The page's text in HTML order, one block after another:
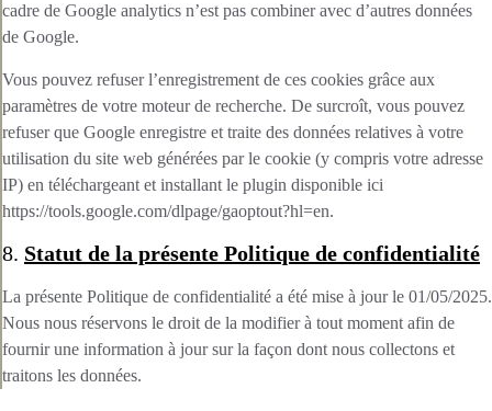
cadre de Google analytics n’est pas combiner avec d’autres données
de Google.
Vous pouvez refuser l’enregistrement de ces cookies grâce aux
paramètres de votre moteur de recherche. De surcroît, vous pouvez
refuser que Google enregistre et traite des données relatives à votre
utilisation du site web générées par le cookie (y compris votre adresse
IP) en téléchargeant et installant le plugin disponible ici
https://tools.google.com/dlpage/gaoptout?hl=en.
8. Statut de la présente Politique de confidentialité
La présente Politique de confidentialité a été mise à jour le 01/05/2025.
Nous nous réservons le droit de la modifier à tout moment afin de
fournir une information à jour sur la façon dont nous collectons et
traitons les données.